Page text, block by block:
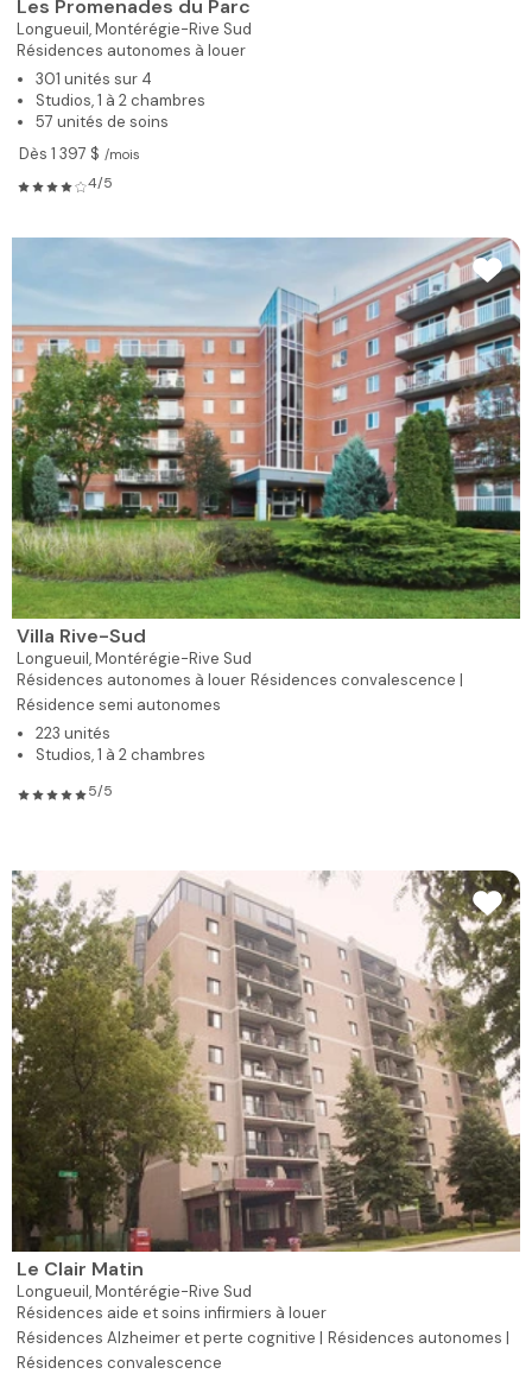
Les Promenades du Parc
Longueuil,Montérégie-Rive Sud
Résidences autonomes à louer
301 unités sur 4
Studios, 1 à 2 chambres
57 unités de soins
Dès 1 397 $ /mois
4/5
Villa Rive-Sud
Longueuil,Montérégie-Rive Sud
Résidences autonomes à louer Résidences convalescence |
Résidence semi autonomes
223 unités
Studios, 1 à 2 chambres
5/5
Le Clair Matin
Longueuil,Montérégie-Rive Sud
Résidences aide et soins infirmiers à louer
Résidences Alzheimer et perte cognitive | Résidences autonomes |
Résidences convalescence